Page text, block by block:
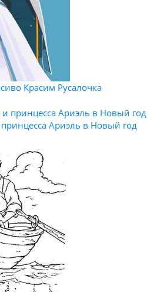
Красим Русалочка
Ариэль в Новый год